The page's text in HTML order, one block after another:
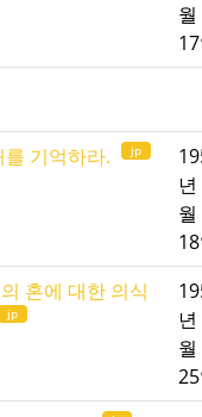
월
기억하라. jp
월
혼에 대한 의식
jp
월